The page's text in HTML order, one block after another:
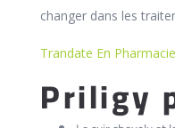
changer dans les
Trandate En
Priligy